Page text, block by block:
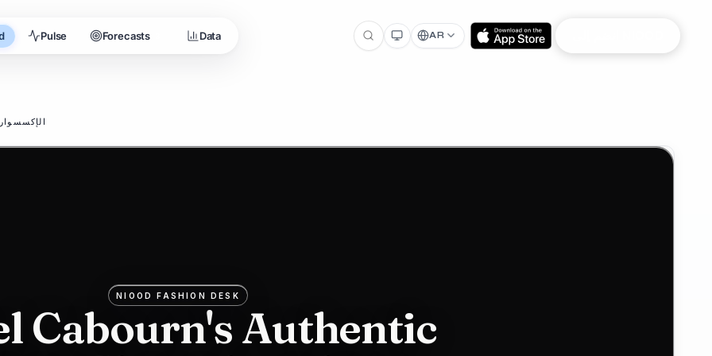
Pulse Forecasts Data AR
NIOOD FASHION DESK
Cabourn's Authentic